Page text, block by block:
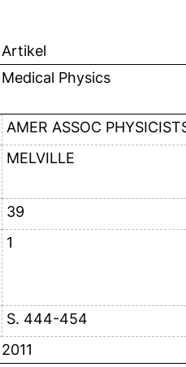
Artikel
Medical Physics
AMER ASSOC
MELVILLE
39
1
S. 444-454
2011